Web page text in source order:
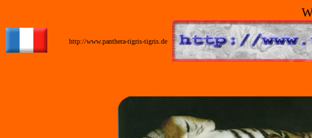
http://www.panthera-tigris-tigris.de_